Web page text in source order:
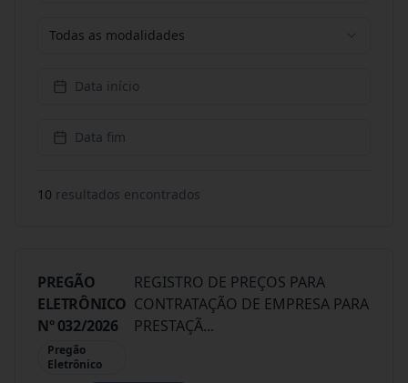
Todas as modalidades
Data início
Data fim
10 resultados encontrados
PREGÃO
ELETRÔNICO
Nº 032/2026
Pregão
Eletrônico
REGISTRO DE PREÇOS PARA
CONTRATAÇÃO DE EMPRESA PARA
PRESTAÇÃ...